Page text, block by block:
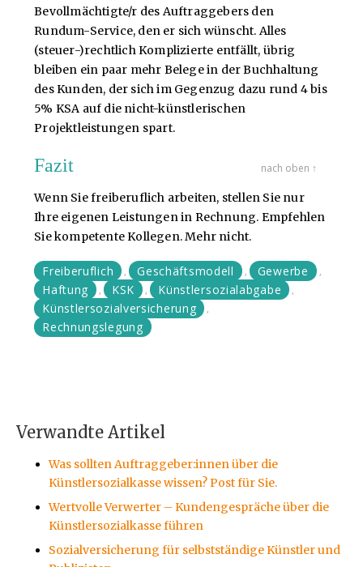
Bevollmächtigte/r des Auftraggebers den
Rundum-Service, den er sich wünscht. Alles
(steuer-)rechtlich Komplizierte entfällt, übrig
bleiben ein paar mehr Belege in der Buchhaltung
des Kunden, der sich im Gegenzug dazu rund 4 bis
5% KSA auf die nicht-künstlerischen
Projektleistungen spart.
Fazit nach oben ↑
Wenn Sie freiberuflich arbeiten, stellen Sie nur
Ihre eigenen Leistungen in Rechnung. Empfehlen
Sie kompetente Kollegen. Mehr nicht.
Freiberuflich , Geschäftsmodell , Gewerbe ,
Haftung , KSK , Künstlersozialabgabe ,
Künstlersozialversicherung ,
Rechnungslegung
Verwandte Artikel
Was sollten Auftraggeber:innen über die
Künstlersozialkasse wissen? Post für Sie.
Wertvolle Verwerter – Kundengespräche über die
Künstlersozialkasse führen
Sozialversicherung für selbstständige Künstler und